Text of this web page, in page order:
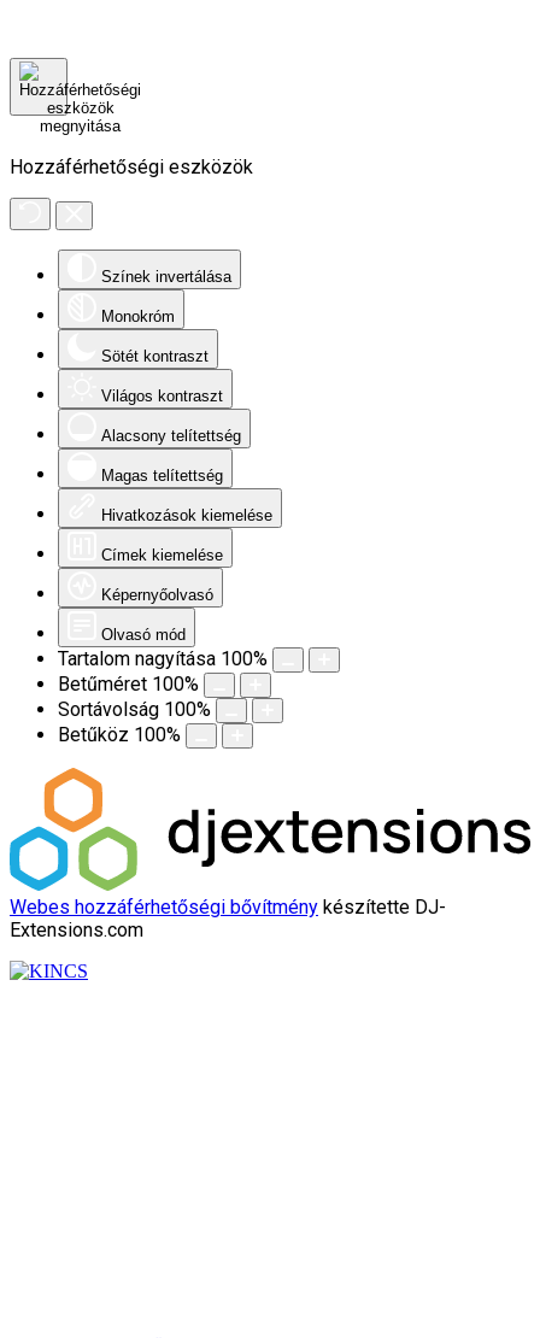
Hozzáférhetőségi eszközök
Színek invertálása
Monokróm
Sötét kontraszt
Világos kontraszt
Alacsony telítettség
Magas telítettség
Hivatkozások kiemelése
Címek kiemelése
Képernyőolvasó
Olvasó mód
Tartalom nagyítása 100%
Betűméret 100%
Sortávolság 100%
Betűköz 100%
Webes hozzáférhetőségi bővítmény készítette DJ-
Extensions.com